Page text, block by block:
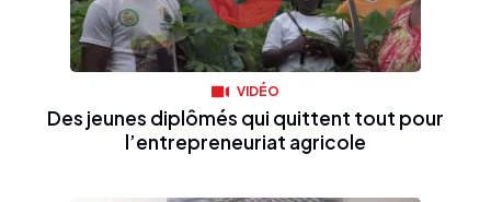
VIDÉO
Des jeunes diplômés qui quittent tout pour
l’entrepreneuriat agricole